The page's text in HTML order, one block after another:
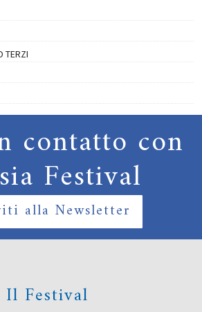
TERZI
contatto con
Festival
alla Newsletter
Il Festival